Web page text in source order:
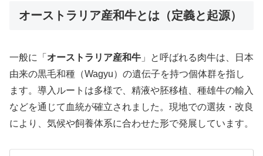
オーストラリア産和牛とは（定義と起源）
一般に「 オーストラリア産和牛 」と呼ばれる肉牛は、日本
由来の黒毛和種（Wagyu）の遺伝子を持つ個体群を指し
ます。導入ルートは多様で、精液や胚移植、種雄牛の輸入
などを通じて血統が確立されました。現地での選抜・改良
により、気候や飼養体系に合わせた形で発展しています。